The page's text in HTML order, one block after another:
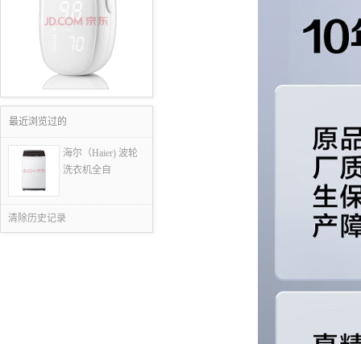
最近浏览过的
海尔（Haier) 波轮
洗衣机全自
清除历史记录